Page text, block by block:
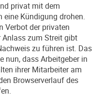
privat mit dem
eine Kündigung drohen.
Verbot der privaten
zum Streit gibt
zu führen ist. Das
nun, dass Arbeitgeber in
ihrer Mitarbeiter am
Browserverlauf des